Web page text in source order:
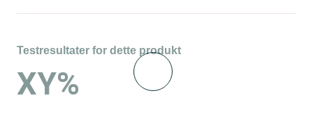
Testresultater for dette produkt
XY%